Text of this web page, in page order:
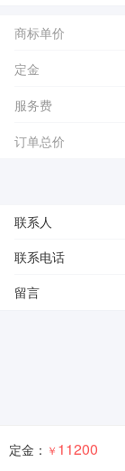
商标单价
定金
服务费
订单总价
联系人
联系电话
留言
定金： ￥ 11200